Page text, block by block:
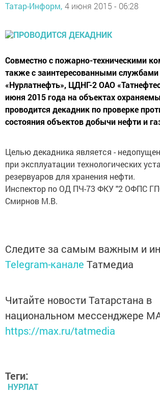
Татар-Информ, 4 июня 2015 - 06:28
Совместно с пожарно-техническими
также с заинтересованными
«Нурлатнефть», ЦДНГ-2 ОАО
июня 2015 года на объектах
проводится декадник по проверке
состояния объектов добычи нефти и
Целью декадника является -
при эксплуатации технологических
резервуаров для хранения нефти.
Инспектор по ОД ПЧ-73 ФКУ "2 ОФПС
Смирнов М.В.
Следите за самым важным и
Telegram-канале Татмедиа
Читайте новости Татарстана в
национальном мессенджере
https://max.ru/tatmedia
Теги:
НУРЛАТ